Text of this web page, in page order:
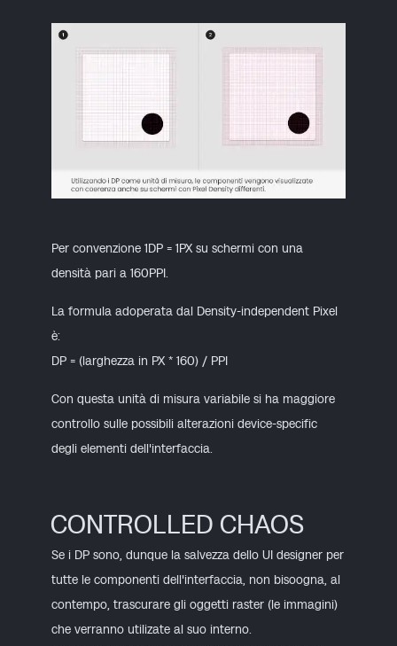
Per convenzione 1DP = 1PX su schermi con una
densità pari a 160PPI.
La formula adoperata dal Density-independent Pixel
è:
DP = (larghezza in PX * 160) / PPI
Con questa unità di misura variabile si ha maggiore
controllo sulle possibili alterazioni device-specific
degli elementi dell'interfaccia.
CONTROLLED CHAOS
Se i DP sono, dunque la salvezza dello UI designer per
tutte le componenti dell'interfaccia, non bisoogna, al
contempo, trascurare gli oggetti raster (le immagini)
che verranno utilizate al suo interno.